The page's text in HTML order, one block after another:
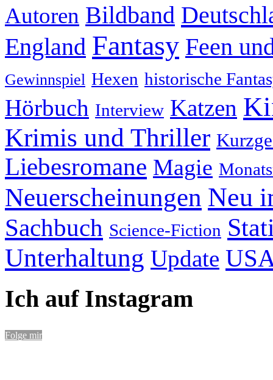
Autoren Bildband
England Fantasy Feen
Gewinnspiel Hexen historische
Hörbuch Interview Katzen
Krimis und Thriller
Liebesromane Magie
Neuerscheinungen Neu
Sachbuch Science-Fiction
Unterhaltung Update
Ich auf Instagram
Folge mir